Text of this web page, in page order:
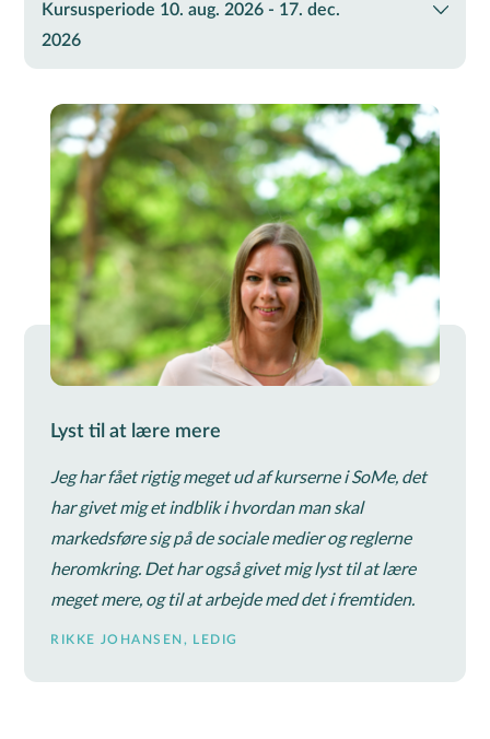
Kursusperiode 10. aug. 2026 - 17. dec.
2026
Lyst til at lære mere
Jeg har fået rigtig meget ud af kurserne i SoMe, det
har givet mig et indblik i hvordan man skal
markedsføre sig på de sociale medier og reglerne
heromkring. Det har også givet mig lyst til at lære
meget mere, og til at arbejde med det i fremtiden.
RIKKE JOHANSEN, LEDIG